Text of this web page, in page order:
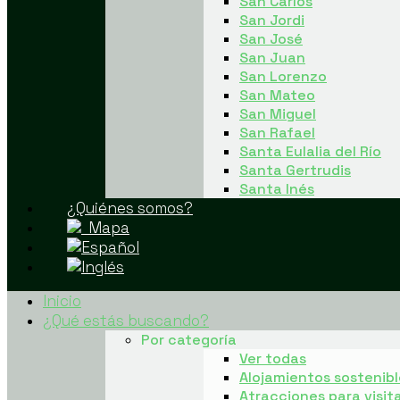
San Jordi
San José
San Juan
San Lorenzo
San Mateo
San Miguel
San Rafael
Santa Eulalia del Río
Santa Gertrudis
Santa Inés
¿Quiénes somos?
Mapa
Inicio
¿Qué estás buscando?
Por categoría
Ver todas
Alojamientos
Atracciones para